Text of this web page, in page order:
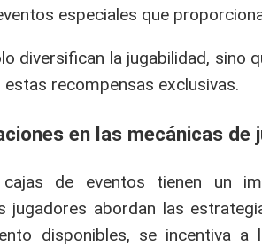
especiales que
diversifican la jugabilidad, sino
recompensas exclusivas.
en las mecánicas de
de eventos tienen un
jugadores abordan las
disponibles, se incentiva